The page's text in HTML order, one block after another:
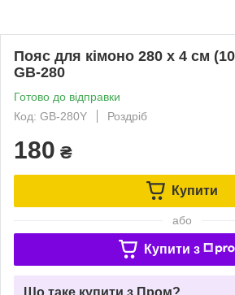
Пояс для кімоно 280 х 4 см
GB-280
Готово до відправки
Код: GB-280Y
Роздріб
180 ₴
Купити
або
Купити з
Що таке купити з Пром?